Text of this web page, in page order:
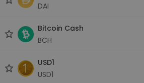
DAI
Bitcoin Cash
BCH
USD1
USD1